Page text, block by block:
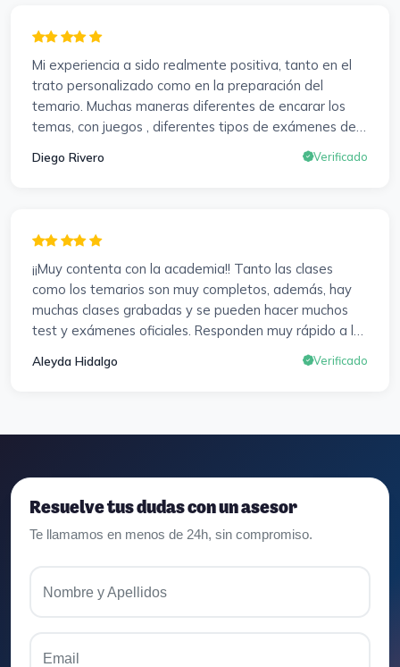
resolver dudas, se agradece. Incluso se ofrecieron a
ayudarme a buscar impugnaciones de preguntas del
examen para subir nota. Gracias Vanesa y Pablo.
Mi experiencia a sido realmente positiva, tanto en el
trato personalizado como en la preparación del
temario. Muchas maneras diferentes de encarar los
temas, con juegos , diferentes tipos de exámenes de
preparación y un temario muy al día. Una experiencia
muy positiva en todos los sentidos.
Diego Rivero Verificado
¡¡Muy contenta con la academia!! Tanto las clases
como los temarios son muy completos, además, hay
muchas clases grabadas y se pueden hacer muchos
test y exámenes oficiales. Responden muy rápido a los
correros y cada pocos días hay seminarios. Lo vuelvo a
decir, ¡¡Muy Contenta!!
Aleyda Hidalgo Verificado
Resuelve tus dudas con un asesor
Te llamamos en menos de 24h, sin compromiso.
Nombre y Apellidos
Email